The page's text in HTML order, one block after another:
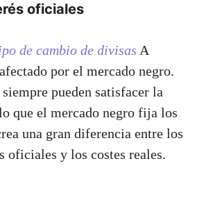
oficiales
de cambio de divisas A
por el mercado negro.
pueden satisfacer la
que el mercado negro fija los
una gran diferencia entre los
oficiales y los costes reales.